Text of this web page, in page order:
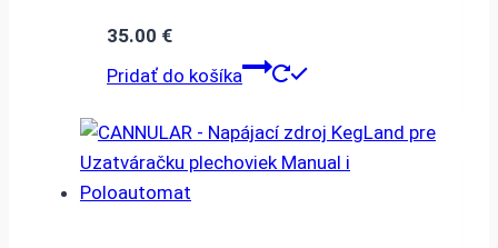
35.00 €
Pridať do košíka